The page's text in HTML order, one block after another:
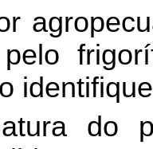
do